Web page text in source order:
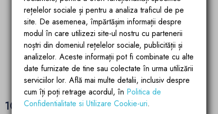
Garantia calitatii
Produsele brandului EGO
sunt fabricate dupa
ultimele tehnologii de
calitate si inovatie
Parteneriate de
succes
Account manager
pregatit si dedicat
partenerilor si
colaboratorilor
10 alte produse in aceeasi categorie:
rețelelor sociale și pentru a analiza traficul de pe
site. De asemenea, împărtășim informații despre
modul în care utilizezi site-ul nostru cu partenerii
noștri din domeniul rețelelor sociale, publicității și
analizelor. Aceste informații pot fi combinate cu alte
date furnizate de tine sau colectate în urma utilizării
serviciilor lor. Află mai multe detalii, inclusiv despre
cum îți poți retrage acordul, în Politica de
Confidentialitate si Utilizare Cookie-uri.